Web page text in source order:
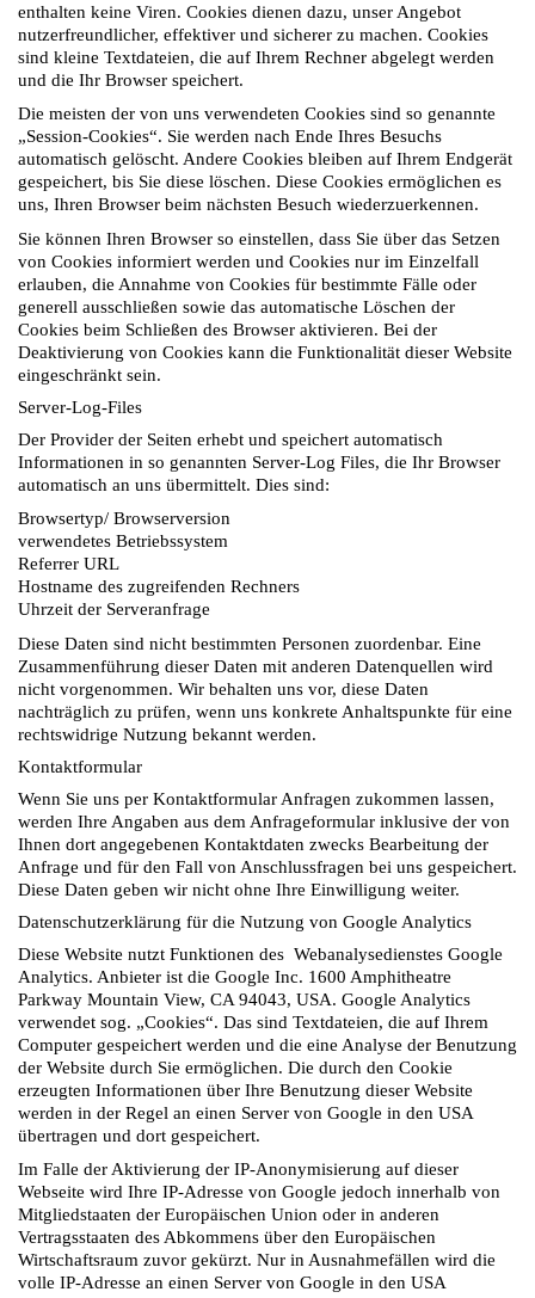
enthalten keine Viren. Cookies dienen dazu, unser Angebot
nutzerfreundlicher, effektiver und sicherer zu machen. Cookies
sind kleine Textdateien, die auf Ihrem Rechner abgelegt werden
und die Ihr Browser speichert.
Die meisten der von uns verwendeten Cookies sind so genannte
„Session-Cookies“. Sie werden nach Ende Ihres Besuchs
automatisch gelöscht. Andere Cookies bleiben auf Ihrem Endgerät
gespeichert, bis Sie diese löschen. Diese Cookies ermöglichen es
uns, Ihren Browser beim nächsten Besuch wiederzuerkennen.
Sie können Ihren Browser so einstellen, dass Sie über das Setzen
von Cookies informiert werden und Cookies nur im Einzelfall
erlauben, die Annahme von Cookies für bestimmte Fälle oder
generell ausschließen sowie das automatische Löschen der
Cookies beim Schließen des Browser aktivieren. Bei der
Deaktivierung von Cookies kann die Funktionalität dieser Website
eingeschränkt sein.
Server-Log-Files
Der Provider der Seiten erhebt und speichert automatisch
Informationen in so genannten Server-Log Files, die Ihr Browser
automatisch an uns übermittelt. Dies sind:
Browsertyp/ Browserversion
verwendetes Betriebssystem
Referrer URL
Hostname des zugreifenden Rechners
Uhrzeit der Serveranfrage
Diese Daten sind nicht bestimmten Personen zuordenbar. Eine
Zusammenführung dieser Daten mit anderen Datenquellen wird
nicht vorgenommen. Wir behalten uns vor, diese Daten
nachträglich zu prüfen, wenn uns konkrete Anhaltspunkte für eine
rechtswidrige Nutzung bekannt werden.
Kontaktformular
Wenn Sie uns per Kontaktformular Anfragen zukommen lassen,
werden Ihre Angaben aus dem Anfrageformular inklusive der von
Ihnen dort angegebenen Kontaktdaten zwecks Bearbeitung der
Anfrage und für den Fall von Anschlussfragen bei uns gespeichert.
Diese Daten geben wir nicht ohne Ihre Einwilligung weiter.
Datenschutzerklärung für die Nutzung von Google Analytics
Diese Website nutzt Funktionen des Webanalysedienstes Google
Analytics. Anbieter ist die Google Inc. 1600 Amphitheatre
Parkway Mountain View, CA 94043, USA. Google Analytics
verwendet sog. „Cookies“. Das sind Textdateien, die auf Ihrem
Computer gespeichert werden und die eine Analyse der Benutzung
der Website durch Sie ermöglichen. Die durch den Cookie
erzeugten Informationen über Ihre Benutzung dieser Website
werden in der Regel an einen Server von Google in den USA
übertragen und dort gespeichert.
Im Falle der Aktivierung der IP-Anonymisierung auf dieser
Webseite wird Ihre IP-Adresse von Google jedoch innerhalb von
Mitgliedstaaten der Europäischen Union oder in anderen
Vertragsstaaten des Abkommens über den Europäischen
Wirtschaftsraum zuvor gekürzt. Nur in Ausnahmefällen wird die
volle IP-Adresse an einen Server von Google in den USA